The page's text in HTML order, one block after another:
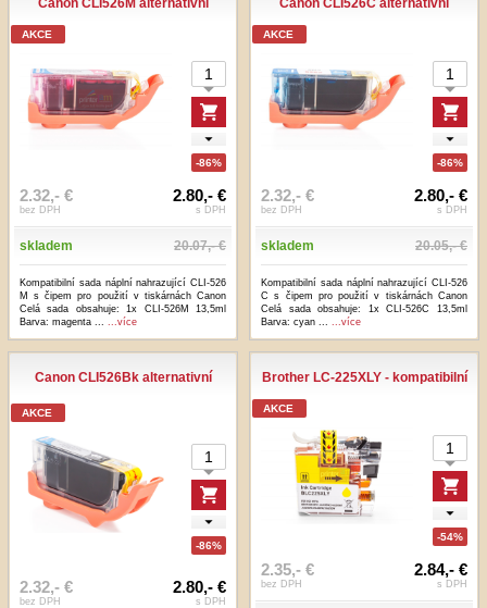
Canon CLI526M alternativní
AKCE
-86%
2.32,- €
bez DPH
2.80,- €
s DPH
skladem 20.07,- €
Kompatibilní sada náplní nahrazující CLI-526
M s čipem pro použití v tiskárnách Canon
Celá sada obsahuje: 1x CLI-526M 13,5ml
Barva: magenta ...
...více
Canon CLI526C alternativní
AKCE
-86%
2.32,- €
bez DPH
2.80,- €
s DPH
skladem 20.05,- €
Kompatibilní sada náplní nahrazující CLI-526
C s čipem pro použití v tiskárnách Canon
Celá sada obsahuje: 1x CLI-526C 13,5ml
Barva: cyan ...
...více
Canon CLI526Bk alternativní
AKCE
-86%
2.32,- €
bez DPH
2.80,- €
s DPH
Brother LC-225XLY - kompatibilní
AKCE
-54%
2.35,- €
bez DPH
2.84,- €
s DPH